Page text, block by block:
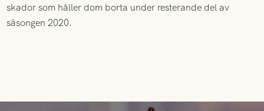
skador som håller dom borta under resterande del av
säsongen 2020.